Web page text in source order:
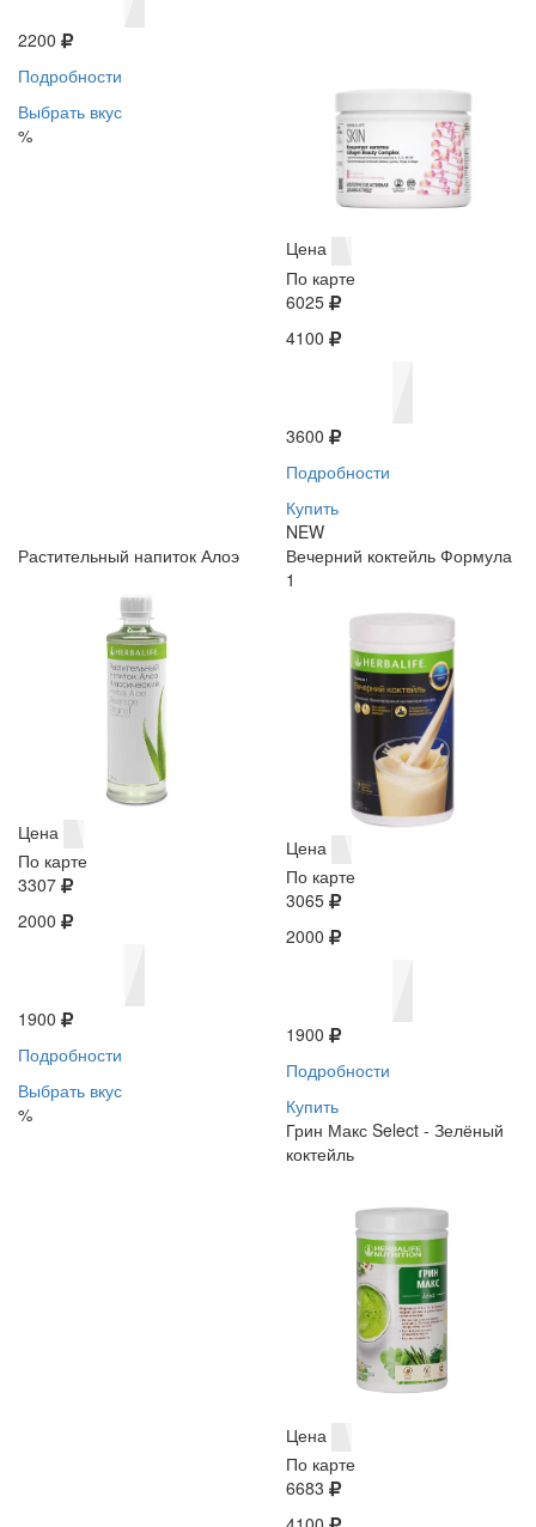
2200
Подробности
Выбрать вкус
%
Цена
По карте
6025
4100
3600
Подробности
Купить
NEW
Растительный напиток Алоэ
Цена
По карте
3307
2000
1900
Подробности
Выбрать вкус
%
Вечерний коктейль Формула
1
Цена
По карте
3065
2000
1900
Подробности
Купить
Грин Макс Select - Зелёный
коктейль
Цена
По карте
6683